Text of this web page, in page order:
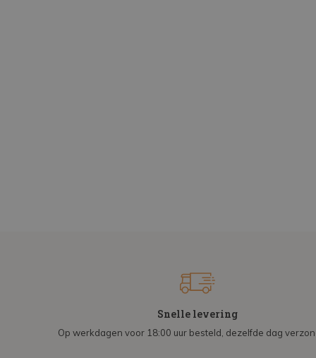
Snelle levering
Op werkdagen voor 18:00 uur besteld, dezelfde dag